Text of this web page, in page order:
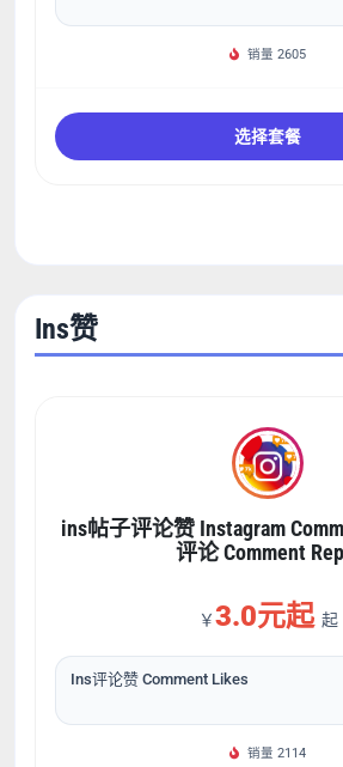
销量 2605
选择套餐
Ins赞
ins帖子评论赞 Instagram
评论 Comment
￥3.0元起 起
Ins评论赞 Comment Likes
销量 2114